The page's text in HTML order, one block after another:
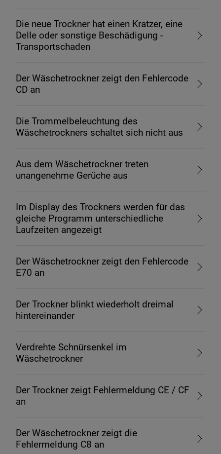
Die neue Trockner hat einen Kratzer, eine
Delle oder sonstige Beschädigung -
Transportschaden
Der Wäschetrockner zeigt den Fehlercode
CD an
Die Trommelbeleuchtung des
Wäschetrockners schaltet sich nicht aus
Aus dem Wäschetrockner treten
unangenehme Gerüche aus
Im Display des Trockners werden für das
gleiche Programm unterschiedliche
Laufzeiten angezeigt
Der Wäschetrockner zeigt den Fehlercode
E70 an
Der Trockner blinkt wiederholt dreimal
hintereinander
Verdrehte Schnürsenkel im
Wäschetrockner
Der Trockner zeigt Fehlermeldung CE / CF
an
Der Wäschetrockner zeigt die
Fehlermeldung C8 an